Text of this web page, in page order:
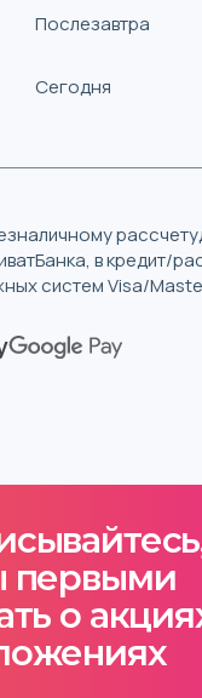
Послезавтра
Сегодня
в кредит/
систем Visa/
первыми
о